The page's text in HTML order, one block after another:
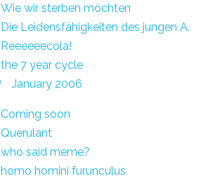
Wie wir sterben möchten
Die Leidensfähigkeiten des jungen A.
Reeeeeecola!
the 7 year cycle
January 2006
Coming soon
Querulant
who said meme?
homo homini furunculus